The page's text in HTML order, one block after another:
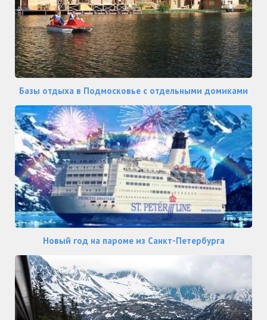
Базы отдыха в Подмосковье с отдельными домиками
Новый год на пароме из Санкт-Петербурга